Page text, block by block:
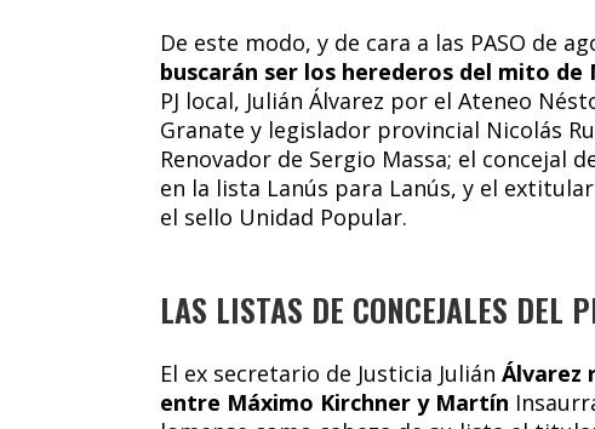
De este modo, y de cara a las PASO de
buscarán ser los herederos del mito de
PJ local, Julián Álvarez por el Ateneo
Granate y legislador provincial Nicolás
Renovador de Sergio Massa; el concejal
en la lista Lanús para Lanús, y el
el sello Unidad Popular.
LAS LISTAS DE CONCEJALES DEL
El ex secretario de Justicia Julián Álvarez
entre Máximo Kirchner y Martín